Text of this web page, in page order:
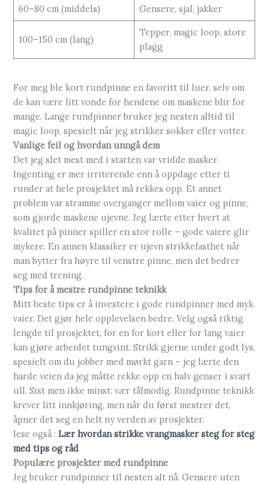
60–80 cm (middels) Gensere, sjal, jakker
100–150 cm (lang)
Tepper, magic loop, store
plagg
For meg ble kort rundpinne en favoritt til luer, selv om
de kan være litt vonde for hendene om maskene blir for
mange. Lange rundpinner bruker jeg nesten alltid til
magic loop, spesielt når jeg strikker sokker eller votter.
Vanlige feil og hvordan unngå dem
Det jeg slet mest med i starten var vridde masker.
Ingenting er mer irriterende enn å oppdage etter ti
runder at hele prosjektet må rekkes opp. Et annet
problem var stramme overganger mellom vaier og pinne,
som gjorde maskene ujevne. Jeg lærte etter hvert at
kvalitet på pinner spiller en stor rolle – gode vaiere glir
mykere. En annen klassiker er ujevn strikkefasthet når
man bytter fra høyre til venstre pinne, men det bedrer
seg med trening.
Tips for å mestre rundpinne teknikk
Mitt beste tips er å investere i gode rundpinner med myk
vaier. Det gjør hele opplevelsen bedre. Velg også riktig
lengde til prosjektet, for en for kort eller for lang vaier
kan gjøre arbeidet tungvint. Strikk gjerne under godt lys,
spesielt om du jobber med mørkt garn – jeg lærte den
harde veien da jeg måtte rekke opp en halv genser i svart
ull. Sist men ikke minst: vær tålmodig. Rundpinne teknikk
krever litt innkjøring, men når du først mestrer det,
åpner det seg en helt ny verden av prosjekter.
lese også :Lær hvordan strikke vrangmasker steg for steg
med tips og råd
Populære prosjekter med rundpinne
Jeg bruker rundpinner til nesten alt nå. Gensere uten